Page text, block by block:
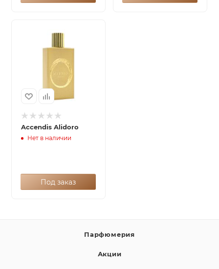
Accendis Alidoro
Нет в наличии
Под заказ
Парфюмерия
Акции